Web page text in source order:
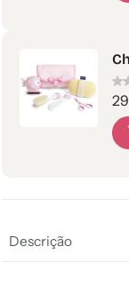
Descrição